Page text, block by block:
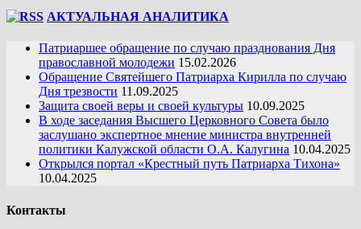
АКТУАЛЬНАЯ АНАЛИТИКА
Патриаршее обращение по случаю празднования Дня
православной молодежи 15.02.2026
Обращение Святейшего Патриарха Кирилла по случаю
Дня трезвости 11.09.2025
Защита своей веры и своей культуры 10.09.2025
В ходе заседания Высшего Церковного Совета было
заслушано экспертное мнение министра внутренней
политики Калужской области О.А. Калугина 10.04.2025
Открылся портал «Крестный путь Патриарха Тихона»
10.04.2025
Контакты